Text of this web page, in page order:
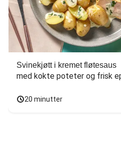
Svinekjøtt i kremet fløtesaus
med kokte poteter og frisk
20 minutter